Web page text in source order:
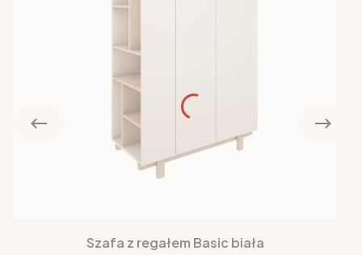
Szafa z regałem Basic biała